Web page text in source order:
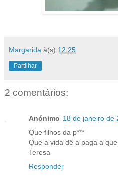
Margarida à(s) 12:25
Partilhar
2 comentários:
Anónimo 18 de janeiro de
Que filhos da p***
Que a vida dê a paga a
Teresa
Responder